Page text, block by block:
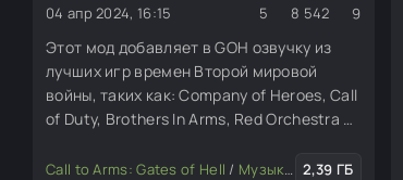
04 апр 2024, 16:15 5 8 542 9
Этот мод добавляет в GOH озвучку из
лучших игр времен Второй мировой
войны, таких как: Company of Heroes, Call
of Duty, Brothers In Arms, Red Orchestra и
Call to Arms: Gates of Hell / Музыка, звуки и озвучка 2,39 ГБ